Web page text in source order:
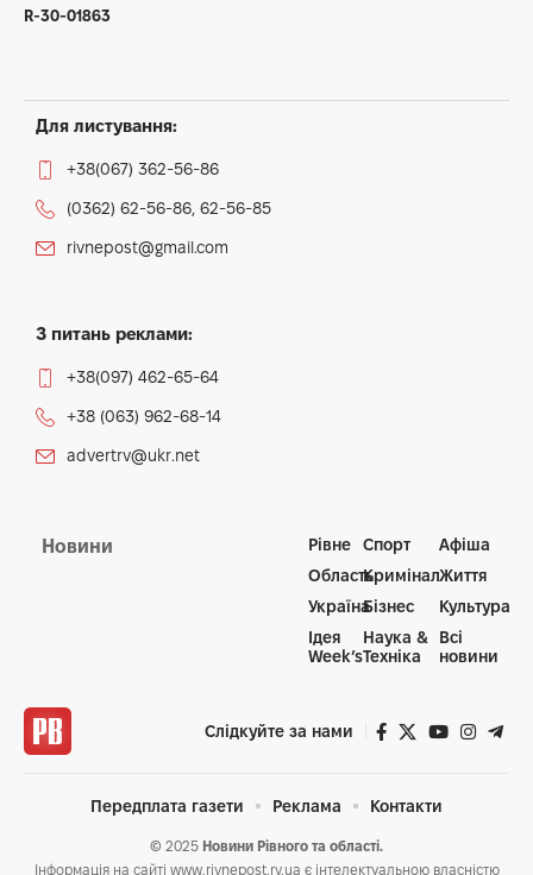
R-30-01863
Для листування:
+38(067) 362-56-86
(0362) 62-56-86, 62-56-85
rivnepost@gmail.com
З питань реклами:
+38(097) 462-65-64
+38 (063) 962-68-14
advertrv@ukr.net
Новини
Рівне
Область
Україна
Ідея
Week’s
Спорт
Кримінал
Бізнес
Наука &
Техніка
Афіша
Життя
Культура
Всі
новини
Слідкуйте за нами
© 2025 Новини Рівного та області.
Інформація на сайті www.rivnepost.rv.ua є інтелектуальною власністю
Передплата газети Реклама Контакти